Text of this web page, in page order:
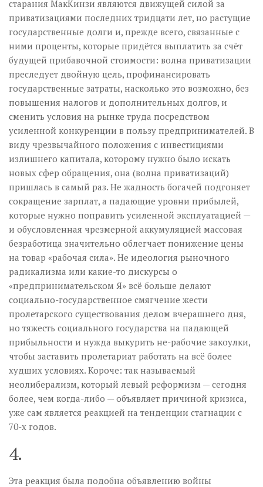
старания МакКинзи являются движущей силой за
приватизациями последних тридцати лет, но растущие
государственные долги и, прежде всего, связанные с
ними проценты, которые придётся выплатить за счёт
будущей прибавочной стоимости: волна приватизации
преследует двойную цель, профинансировать
государственные затраты, насколько это возможно, без
повышения налогов и дополнительных долгов, и
сменить условия на рынке труда посредством
усиленной конкуренции в пользу предпринимателей. В
виду чрезвычайного положения с инвестициями
излишнего капитала, которому нужно было искать
новых сфер обращения, она (волна приватизаций)
пришлась в самый раз. Не жадность богачей подгоняет
сокращение зарплат, а падающие уровни прибылей,
которые нужно поправить усиленной эксплуатацией —
и обусловленная чрезмерной аккумуляцией массовая
безработица значительно облегчает понижение цены
на товар «рабочая сила». Не идеология рыночного
радикализма или какие-то дискурсы о
«предпринимательском Я» всё больше делают
социально-государственное смягчение жести
пролетарского существования делом вчерашнего дня,
но тяжесть социального государства на падающей
прибыльности и нужда выкурить не-рабочие закоулки,
чтобы заставить пролетариат работать на всё более
худших условиях. Короче: так называемый
неолиберализм, который левый реформизм — сегодня
более, чем когда-либо — объявляет причиной кризиса,
уже сам является реакцией на тенденции стагнации с
70-х годов.
4.
Эта реакция была подобна объявлению войны